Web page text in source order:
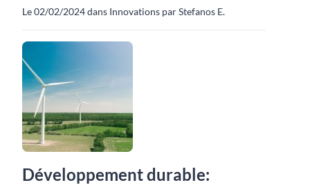
Le 02/02/2024 dans Innovations par Stefanos E.
Développement durable: